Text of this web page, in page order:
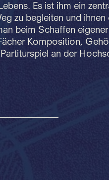
Es ist ihm ein
zu begleiten und ihnen
beim Schaffen
Komposition,
an der